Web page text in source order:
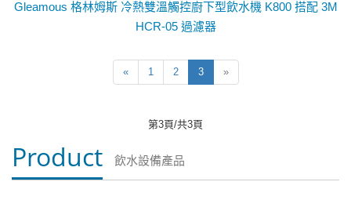
Gleamous 格林姆斯 冷熱雙溫觸控廚下型飲水機 K800 搭配 3M
HCR-05 過濾器
« 1 2 3 »
第3頁/共3頁
Product 飲水設備產品